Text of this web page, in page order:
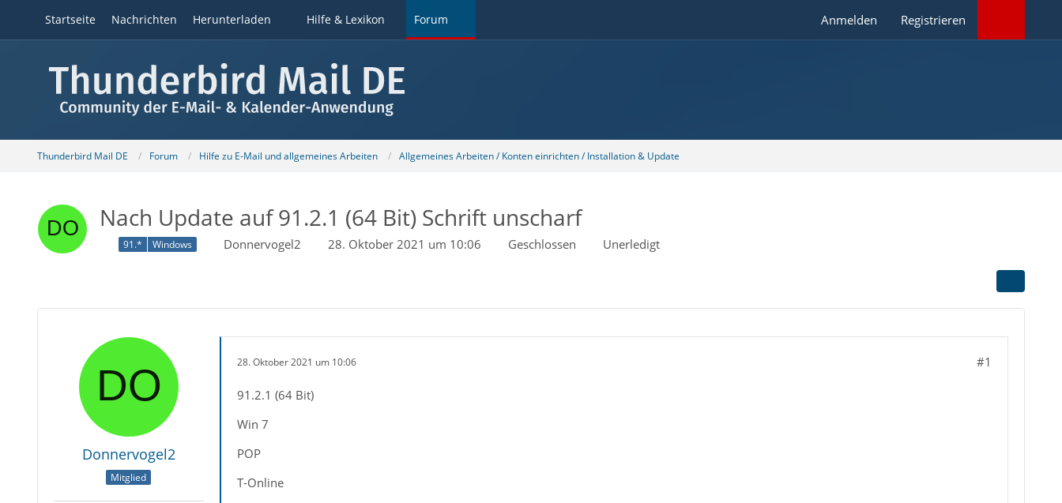
Startseite Nachrichten Herunterladen Hilfe & Lexikon Forum Anmelden Registrieren
Thunderbird Mail DE Forum Hilfe zu E-Mail und allgemeines Arbeiten Allgemeines Arbeiten / Konten einrichten / Installation & Update
Nach Update auf 91.2.1 (64 Bit) Schrift unscharf
91.* Windows Donnervogel2 28. Oktober 2021 um 10:06 Geschlossen Unerledigt
Donnervogel2
Mitglied
28. Oktober 2021 um 10:06 #1
91.2.1 (64 Bit)
Win 7
POP
T-Online